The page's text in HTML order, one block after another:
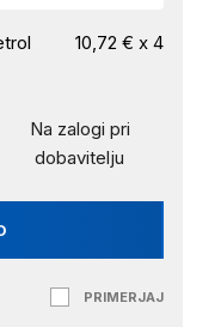
10,72 € x 4
Na zalogi pri
dobavitelju
PRIMERJAJ